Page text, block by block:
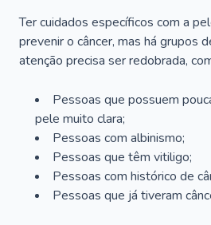
Ter cuidados específicos com a
prevenir o câncer, mas há grupos
atenção precisa ser redobrada,
Pessoas que possuem
pele muito clara;
Pessoas com albinismo;
Pessoas que têm vitiligo;
Pessoas com histórico de
Pessoas que já tiveram